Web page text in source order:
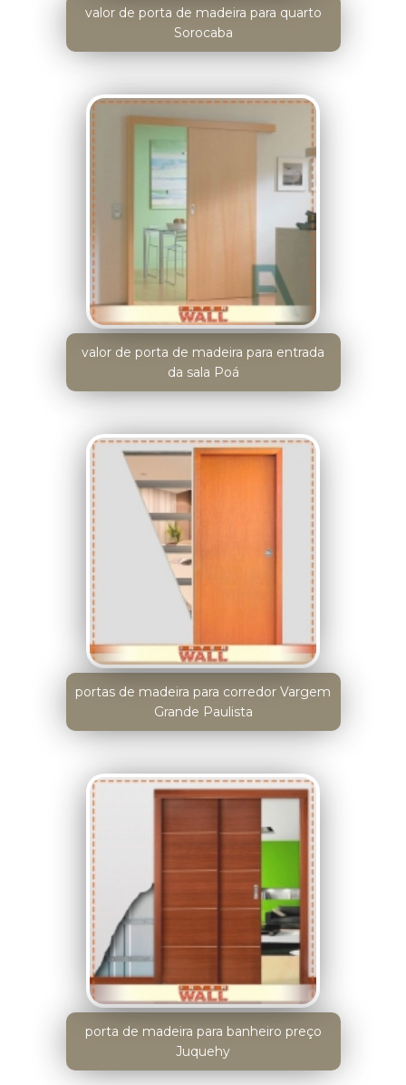
valor de porta de madeira para quarto
Sorocaba
valor de porta de madeira para entrada
da sala Poá
portas de madeira para corredor Vargem
Grande Paulista
porta de madeira para banheiro preço
Juquehy